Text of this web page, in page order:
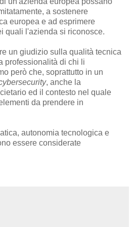
a sostenere
europea e ad esprimere
quali l'azienda si riconosce.
un giudizio sulla qualità tecnica
professionalità di chi li
però che, soprattutto in un
, anche la
ed il contesto nel quale
da prendere in
autonomia tecnologica e
essere considerate